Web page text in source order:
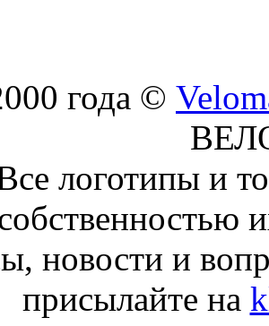
года ©
логотипы и
новости и
присылайте на